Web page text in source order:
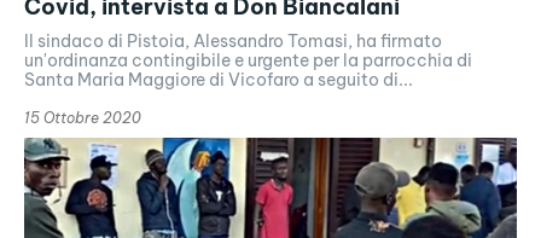
Covid, intervista a Don Biancalani
Il sindaco di Pistoia, Alessandro Tomasi, ha firmato
un'ordinanza contingibile e urgente per la parrocchia di
Santa Maria Maggiore di Vicofaro a seguito di...
15 Ottobre 2020